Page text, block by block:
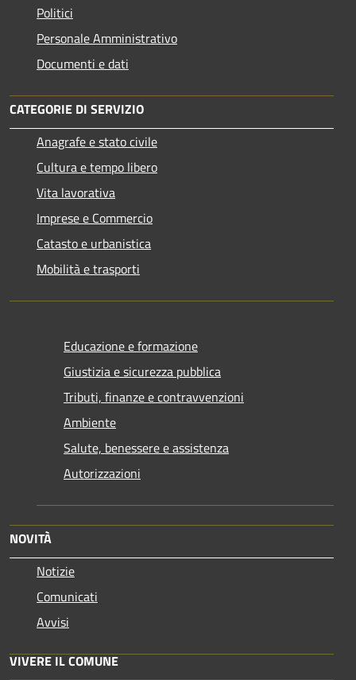
Politici
Personale Amministrativo
Documenti e dati
CATEGORIE DI SERVIZIO
Anagrafe e stato civile
Cultura e tempo libero
Vita lavorativa
Imprese e Commercio
Catasto e urbanistica
Mobilità e trasporti
Educazione e formazione
Giustizia e sicurezza pubblica
Tributi, finanze e contravvenzioni
Ambiente
Salute, benessere e assistenza
Autorizzazioni
NOVITÀ
Notizie
Comunicati
Avvisi
VIVERE IL COMUNE